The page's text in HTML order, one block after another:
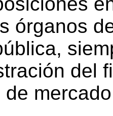
órganos
del
de